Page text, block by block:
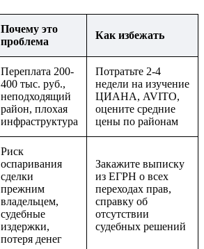
Почему это
проблема
Как избежать
Переплата 200-
400 тыс. руб.,
неподходящий
район, плохая
инфраструктура
Потратьте 2-4
недели на изучение
ЦИАНА, AVITO,
оцените средние
цены по районам
Риск
оспаривания
сделки
прежним
владельцем,
судебные
издержки,
потеря денег
Закажите выписку
из ЕГРН о всех
переходах прав,
справку об
отсутствии
судебных решений